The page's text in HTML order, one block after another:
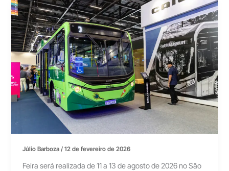
Júlio Barboza/12 de fevereiro de 2026
Feira será realizada de 11 a 13 de agosto de 2026 no São